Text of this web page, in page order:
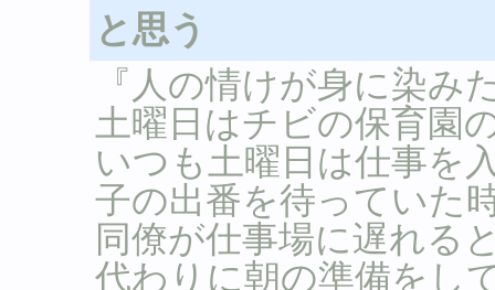
と思う
『人の情けが身に染み
土曜日はチビの保育園
いつも土曜日は仕事を
子の出番を待っていた
同僚が仕事場に遅れる
代わりに朝の準備をし